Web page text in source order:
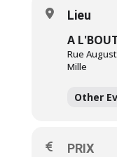
Lieu
A
Rue
Mille
Other
PRIX